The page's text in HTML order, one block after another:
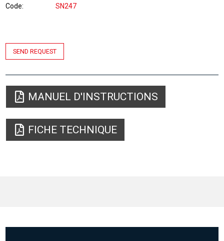
Code SN247
SEND REQUEST
MANUEL D'INSTRUCTIONS
FICHE TECHNIQUE